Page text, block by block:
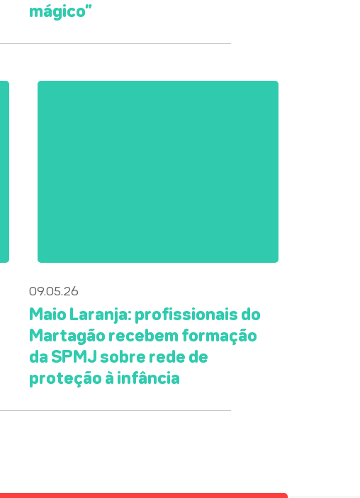
mágico”
09.05.26
Maio Laranja: profissionais do
Martagão recebem formação
da SPMJ sobre rede de
proteção à infância